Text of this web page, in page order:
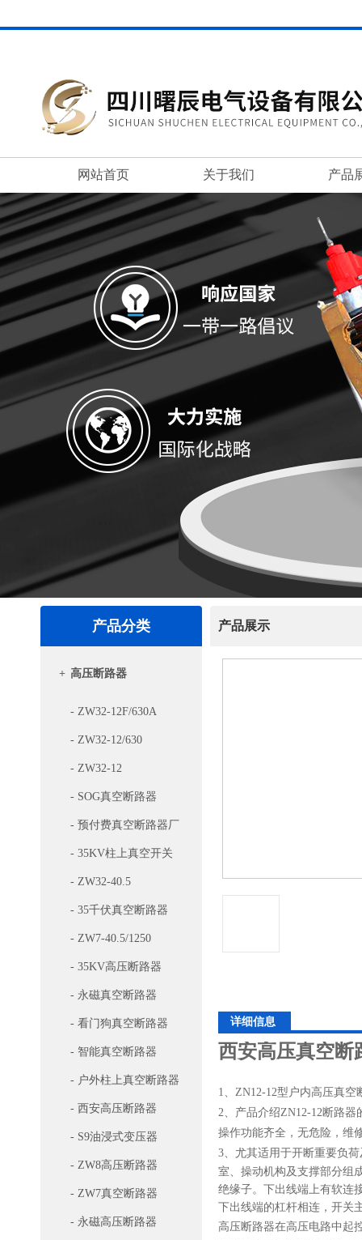
网站首页 关于我们 产品
产品分类
+ 高压断路器
- ZW32-12F/630A
- ZW32-12/630
- ZW32-12
- SOG真空断路器
- 预付费真空断路器厂
- 35KV柱上真空开关
- ZW32-40.5
- 35千伏真空断路器
- ZW7-40.5/1250
- 35KV高压断路器
- 永磁真空断路器
- 看门狗真空断路器
- 智能真空断路器
- 户外柱上真空断路器
- 西安高压断路器
- S9油浸式变压器
- ZW8高压断路器
- ZW7真空断路器
- 永磁高压断路器
产品展示
详细信息
西安高压真空断
1、ZN12-12型户内高压真
2、产品介绍ZN12-12断路
操作功能齐全，无危险，维
3、尤其适用于开断重要负
室、操动机构及支撑部分组
绝缘子。下出线端上有软连
下出线端的杠杆相连，开关
高压断路器在高压电路中起